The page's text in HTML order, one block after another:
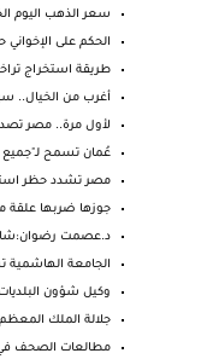
سعر الذهب اليوم
الحكم على الإخواني
طريقة استخراج
أغرب من الخيال..
لأول مرة.. مصر
عُمان تسمح لـ"جميع
مصر تشدد حظر
جوزها ضربها
د.عصمت
الجامعة
وكيل شؤون البلديات: 70% نسبة الإنجاز لمشروع
جلالة الملك المعظم
مطالعات الصحف في